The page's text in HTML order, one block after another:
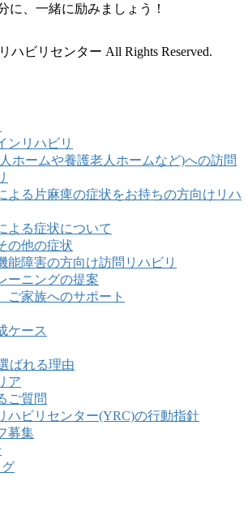
に、一緒に励みましょう！
ハビリセンター All Rights Reserved.
ンリハビリ
ホームや養護老人ホームなど)への訪問
よる片麻痺の症状をお持ちの方向けリハ
よる症状について
の他の症状
能障害の方向け訪問リハビリ
ーニングの提案
ご家族へのサポート
ケース
ばれる理由
ア
ご質問
ハビリセンター(YRC)の行動指針
募集